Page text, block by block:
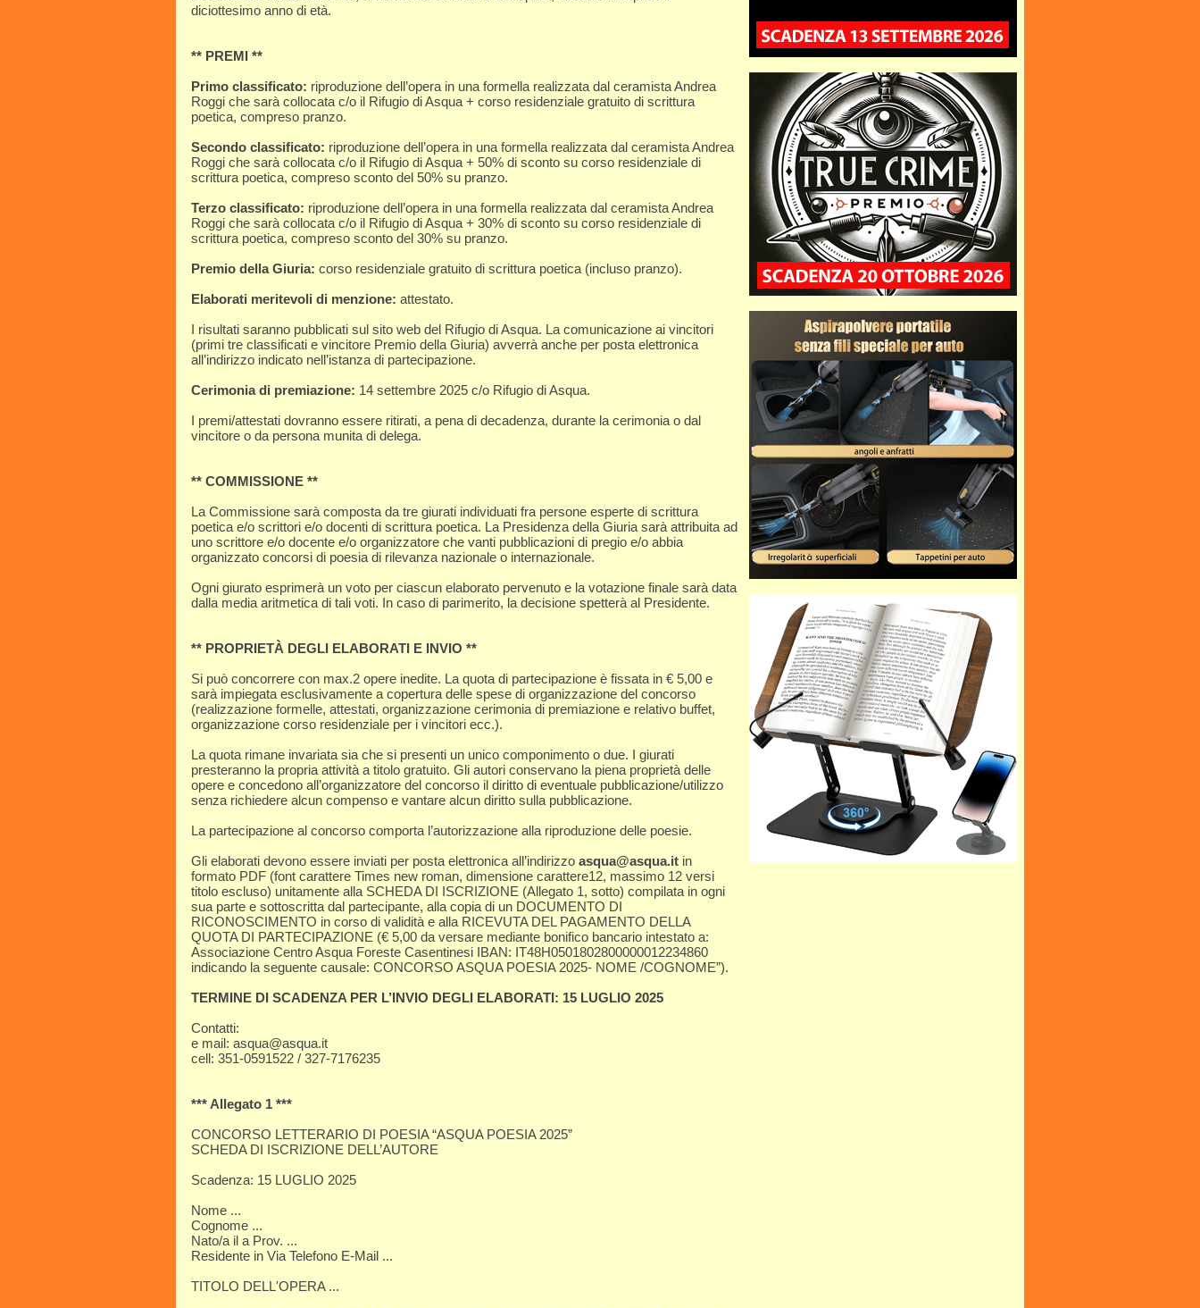
diciottesimo anno di età.
** PREMI **
Primo classificato: riproduzione dell’opera in una formella realizzata dal ceramista Andrea
Roggi che sarà collocata c/o il Rifugio di Asqua + corso residenziale gratuito di scrittura
poetica, compreso pranzo.
Secondo classificato: riproduzione dell’opera in una formella realizzata dal ceramista Andrea
Roggi che sarà collocata c/o il Rifugio di Asqua + 50% di sconto su corso residenziale di
scrittura poetica, compreso sconto del 50% su pranzo.
Terzo classificato: riproduzione dell’opera in una formella realizzata dal ceramista Andrea
Roggi che sarà collocata c/o il Rifugio di Asqua + 30% di sconto su corso residenziale di
scrittura poetica, compreso sconto del 30% su pranzo.
Premio della Giuria: corso residenziale gratuito di scrittura poetica (incluso pranzo).
Elaborati meritevoli di menzione: attestato.
I risultati saranno pubblicati sul sito web del Rifugio di Asqua. La comunicazione ai vincitori
(primi tre classificati e vincitore Premio della Giuria) avverrà anche per posta elettronica
all’indirizzo indicato nell’istanza di partecipazione.
Cerimonia di premiazione: 14 settembre 2025 c/o Rifugio di Asqua.
I premi/attestati dovranno essere ritirati, a pena di decadenza, durante la cerimonia o dal
vincitore o da persona munita di delega.
** COMMISSIONE **
La Commissione sarà composta da tre giurati individuati fra persone esperte di scrittura
poetica e/o scrittori e/o docenti di scrittura poetica. La Presidenza della Giuria sarà attribuita ad
uno scrittore e/o docente e/o organizzatore che vanti pubblicazioni di pregio e/o abbia
organizzato concorsi di poesia di rilevanza nazionale o internazionale.
Ogni giurato esprimerà un voto per ciascun elaborato pervenuto e la votazione finale sarà data
dalla media aritmetica di tali voti. In caso di parimerito, la decisione spetterà al Presidente.
** PROPRIETÀ DEGLI ELABORATI E INVIO **
Si può concorrere con max.2 opere inedite. La quota di partecipazione è fissata in € 5,00 e
sarà impiegata esclusivamente a copertura delle spese di organizzazione del concorso
(realizzazione formelle, attestati, organizzazione cerimonia di premiazione e relativo buffet,
organizzazione corso residenziale per i vincitori ecc.).
La quota rimane invariata sia che si presenti un unico componimento o due. I giurati
presteranno la propria attività a titolo gratuito. Gli autori conservano la piena proprietà delle
opere e concedono all’organizzatore del concorso il diritto di eventuale pubblicazione/utilizzo
senza richiedere alcun compenso e vantare alcun diritto sulla pubblicazione.
La partecipazione al concorso comporta l’autorizzazione alla riproduzione delle poesie.
Gli elaborati devono essere inviati per posta elettronica all’indirizzo asqua@asqua.it in
formato PDF (font carattere Times new roman, dimensione carattere12, massimo 12 versi
titolo escluso) unitamente alla SCHEDA DI ISCRIZIONE (Allegato 1, sotto) compilata in ogni
sua parte e sottoscritta dal partecipante, alla copia di un DOCUMENTO DI
RICONOSCIMENTO in corso di validità e alla RICEVUTA DEL PAGAMENTO DELLA
QUOTA DI PARTECIPAZIONE (€ 5,00 da versare mediante bonifico bancario intestato a:
Associazione Centro Asqua Foreste Casentinesi IBAN: IT48H0501802800000012234860
indicando la seguente causale: CONCORSO ASQUA POESIA 2025- NOME /COGNOME”).
TERMINE DI SCADENZA PER L’INVIO DEGLI ELABORATI: 15 LUGLIO 2025
Contatti:
e mail: asqua@asqua.it
cell: 351-0591522 / 327-7176235
*** Allegato 1 ***
CONCORSO LETTERARIO DI POESIA “ASQUA POESIA 2025”
SCHEDA DI ISCRIZIONE DELL’AUTORE
Scadenza: 15 LUGLIO 2025
Nome ...
Cognome ...
Nato/a il a Prov. ...
Residente in Via Telefono E-Mail ...
TITOLO DELL'OPERA ...